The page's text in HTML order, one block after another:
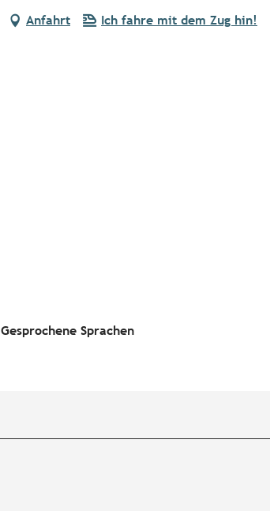
Anfahrt Ich fahre mit dem Zug hin!
Gesprochene Sprachen
Gesprochene Sprachen